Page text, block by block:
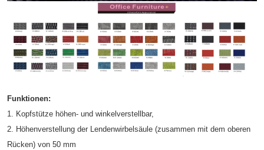
Funktionen:
1. Kopfstütze höhen- und winkelverstellbar,
2. Höhenverstellung der Lendenwirbelsäule (zusammen mit dem oberen
Rücken) von 50 mm